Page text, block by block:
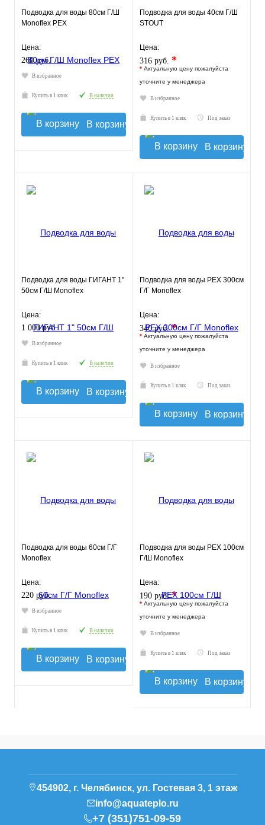
Подводка для воды 80см Г/Ш
Monoflex РЕХ
Цена:
260 руб.
В избранное
Купить в 1 клик В наличии
В корзину
Подводка для воды 40см Г/Ш
STOUT
Цена:
316 руб. *
* Актуальную цену пожалуйста
уточните у менеджера
В избранное
Купить в 1 клик Под заказ
В корзину
Подводка для воды ГИГАНТ 1"
50см Г/Ш Monoflex
Цена:
1 000 руб.
В избранное
Купить в 1 клик В наличии
В корзину
Подводка для воды РЕХ 300см
Г/Г Monoflex
Цена:
340 руб.*
* Актуальную цену пожалуйста
уточните у менеджера
В избранное
Купить в 1 клик Под заказ
В корзину
Подводка для воды 60см Г/Г
Monoflex
Цена:
220 руб.
В избранное
Купить в 1 клик В наличии
В корзину
Подводка для воды РЕХ 100см
Г/Ш Monoflex
Цена:
190 руб.*
* Актуальную цену пожалуйста
уточните у менеджера
В избранное
Купить в 1 клик Под заказ
В корзину
454902, г. Челябинск, ул. Гостевая 3, 1 этаж
info@aquateplo.ru
+7 (351)751-09-59